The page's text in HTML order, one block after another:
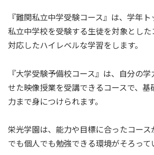
『難関私立中学受験コース』は、学年ト
私立中学校を受験する生徒を対象とした
対応したハイレベルな学習をします。
『大学受験予備校コース』は、自分の
せた映像授業を受講できるコースで、基
力まで身につけられます。
栄光学園は、能力や目標に合ったコース
でも個人でも勉強できる環境がそろって